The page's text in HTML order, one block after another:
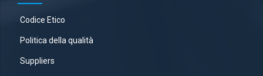
Codice Etico
Politica della qualità
Suppliers